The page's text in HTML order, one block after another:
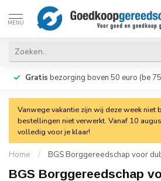
MENU
Gratis bezorging boven 50 euro (be
Vanwege vakantie zijn wij deze week niet
bestellingen niet verwerkt. Vanaf 10
volledig voor je klaar!
Home / BGS Borggereedschap voor
BGS Borggereedschap